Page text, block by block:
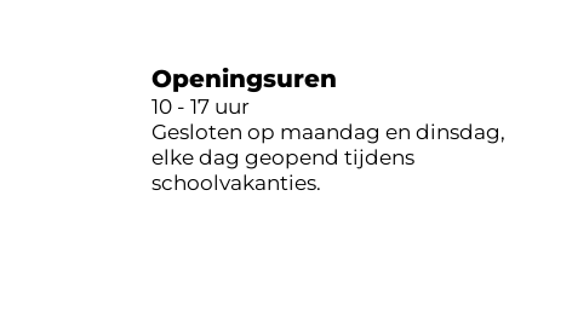
Openingsuren
10 - 17 uur
Gesloten op maandag en dinsdag,
elke dag geopend tijdens
schoolvakanties.